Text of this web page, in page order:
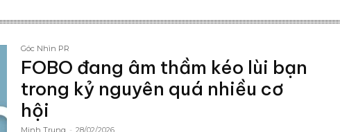
Góc Nhìn PR
FOBO đang âm thầm kéo lùi bạn
trong kỷ nguyên quá nhiều cơ
hội
Minh Trung - 28/02/2026